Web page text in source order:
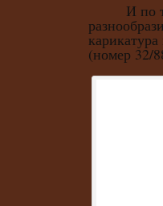
И по
(номер 32/